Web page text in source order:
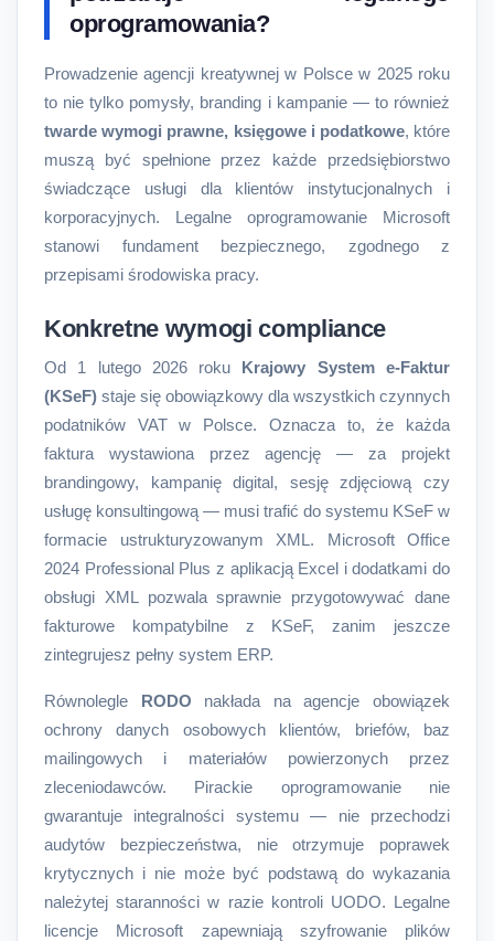
oprogramowania?
Prowadzenie agencji kreatywnej w Polsce w 2025 roku
to nie tylko pomysły, branding i kampanie — to również
twarde wymogi prawne, księgowe i podatkowe, które
muszą być spełnione przez każde przedsiębiorstwo
świadczące usługi dla klientów instytucjonalnych i
korporacyjnych. Legalne oprogramowanie Microsoft
stanowi fundament bezpiecznego, zgodnego z
przepisami środowiska pracy.
Konkretne wymogi compliance
Od 1 lutego 2026 roku Krajowy System e-Faktur
(KSeF) staje się obowiązkowy dla wszystkich czynnych
podatników VAT w Polsce. Oznacza to, że każda
faktura wystawiona przez agencję — za projekt
brandingowy, kampanię digital, sesję zdjęciową czy
usługę konsultingową — musi trafić do systemu KSeF w
formacie ustrukturyzowanym XML. Microsoft Office
2024 Professional Plus z aplikacją Excel i dodatkami do
obsługi XML pozwala sprawnie przygotowywać dane
fakturowe kompatybilne z KSeF, zanim jeszcze
zintegrujesz pełny system ERP.
Równolegle RODO nakłada na agencje obowiązek
ochrony danych osobowych klientów, briefów, baz
mailingowych i materiałów powierzonych przez
zleceniodawców. Pirackie oprogramowanie nie
gwarantuje integralności systemu — nie przechodzi
audytów bezpieczeństwa, nie otrzymuje poprawek
krytycznych i nie może być podstawą do wykazania
należytej staranności w razie kontroli UODO. Legalne
licencje Microsoft zapewniają szyfrowanie plików